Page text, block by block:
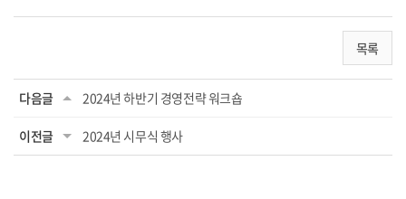
목록
다음글 2024년 하반기 경영전략 워크숍
이전글 2024년 시무식 행사